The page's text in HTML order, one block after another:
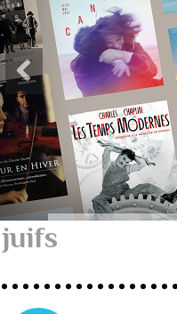
juifs